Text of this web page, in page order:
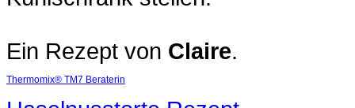
Ein Rezept von Claire.
Thermomix® TM7 Beraterin